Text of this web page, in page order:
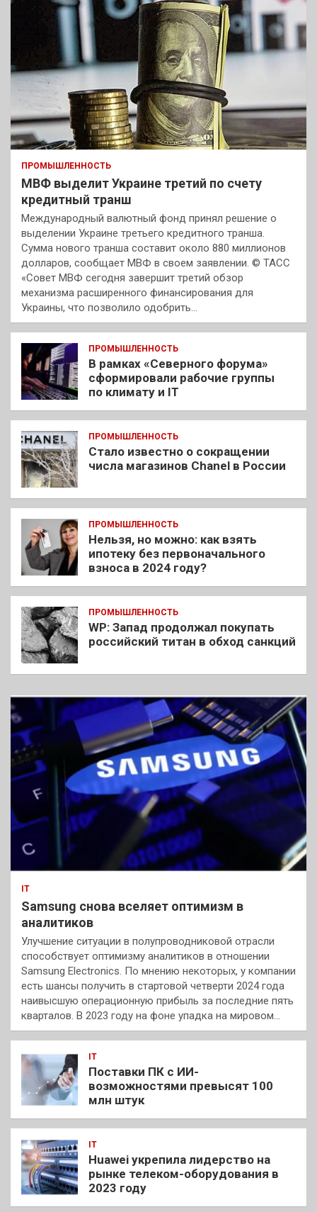
ПРОМЫШЛЕННОСТЬ
МВФ выделит Украине третий по счету
кредитный транш
Международный валютный фонд принял решение о
выделении Украине третьего кредитного транша.
Сумма нового транша составит около 880 миллионов
долларов, сообщает МВФ в своем заявлении. © ТАСС
«Совет МВФ сегодня завершит третий обзор
механизма расширенного финансирования для
Украины, что позволило одобрить…
ПРОМЫШЛЕННОСТЬ
В рамках «Северного форума»
сформировали рабочие группы
по климату и IT
ПРОМЫШЛЕННОСТЬ
Стало известно о сокращении
числа магазинов Chanel в России
ПРОМЫШЛЕННОСТЬ
Нельзя, но можно: как взять
ипотеку без первоначального
взноса в 2024 году?
ПРОМЫШЛЕННОСТЬ
WP: Запад продолжал покупать
российский титан в обход санкций
IT
Samsung снова вселяет оптимизм в
аналитиков
Улучшение ситуации в полупроводниковой отрасли
способствует оптимизму аналитиков в отношении
Samsung Electronics. По мнению некоторых, у компании
есть шансы получить в стартовой четверти 2024 года
наивысшую операционную прибыль за последние пять
кварталов. В 2023 году на фоне упадка на мировом…
IT
Поставки ПК с ИИ-
возможностями превысят 100
млн штук
IT
Huawei укрепила лидерство на
рынке телеком-оборудования в
2023 году